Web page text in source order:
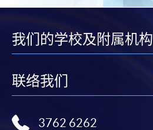
我们的学校及附属机构
联络我们
3762 6262